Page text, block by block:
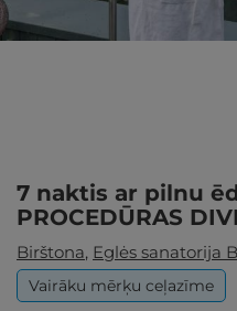
7 naktis ar pilnu
PROCEDŪRAS
Birštona, Eglės sanatorija
Vairāku mērķu ceļazīme